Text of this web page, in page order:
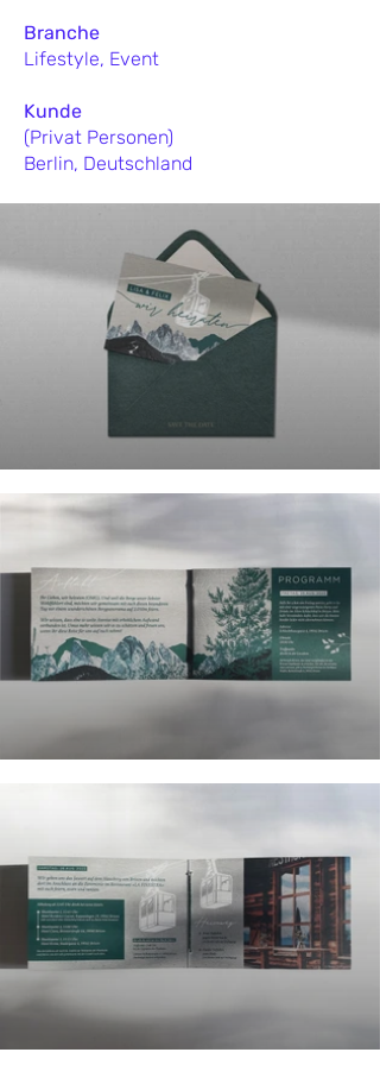
Branche
Lifestyle, Event
Kunde
(Privat Personen)
Berlin, Deutschland